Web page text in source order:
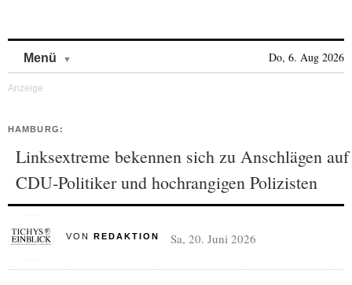
Menü Do, 6. Aug 2026
HAMBURG:
Linksextreme bekennen sich zu Anschlägen auf
CDU-Politiker und hochrangigen Polizisten
VON REDAKTION Sa, 20. Juni 2026